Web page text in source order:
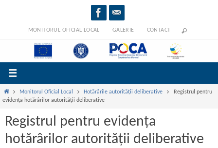
MONITORUL OFICIAL LOCAL GALERIE CONTACT
Prima
pagină
Monitorul Oficial Local Hotărârile autorității deliberative
Registrul pentru
evidența hotărârilor autorității deliberative
Registrul pentru evidența
hotărârilor autorității deliberative